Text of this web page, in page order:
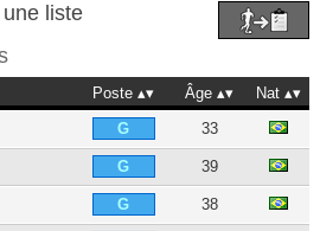
liste
Poste Âge
Nat
G 33
G 39
G 38